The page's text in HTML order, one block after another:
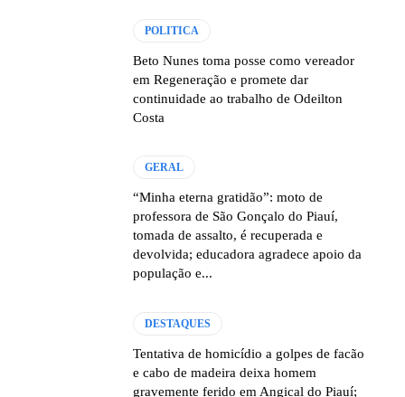
POLITICA
Beto Nunes toma posse como vereador
em Regeneração e promete dar
continuidade ao trabalho de Odeilton
Costa
GERAL
“Minha eterna gratidão”: moto de
professora de São Gonçalo do Piauí,
tomada de assalto, é recuperada e
devolvida; educadora agradece apoio da
população e...
DESTAQUES
Tentativa de homicídio a golpes de facão
e cabo de madeira deixa homem
gravemente ferido em Angical do Piauí;